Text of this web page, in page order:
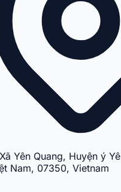
Yên Quang, Huyện ý
Nam, 07350, Vietnam